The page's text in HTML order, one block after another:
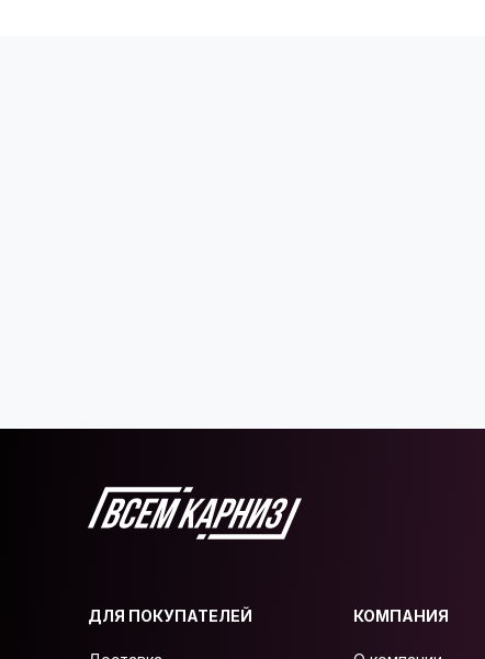
ДЛЯ ПОКУПАТЕЛЕЙ КОМПАНИЯ